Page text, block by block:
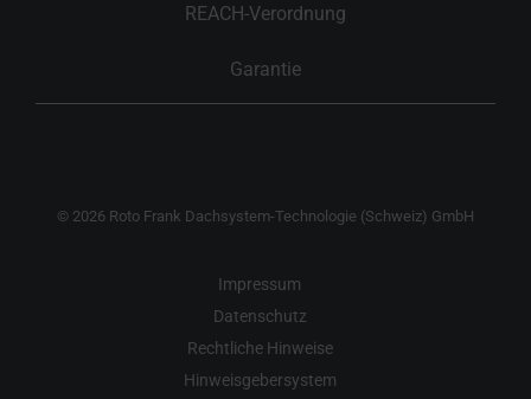
REACH-Verordnung
Garantie
© 2026 Roto Frank Dachsystem-Technologie (Schweiz) GmbH
Impressum
Datenschutz
Rechtliche Hinweise
Hinweisgebersystem